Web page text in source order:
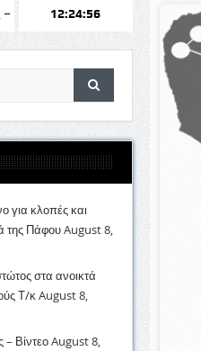
Πληθώρα επιλογών για το PSV
12:24:58
για κλοπές και
της ΠάφουAugust 8,
στα ανοικτά
Τ/κAugust 8,
ΒίντεοAugust 8,